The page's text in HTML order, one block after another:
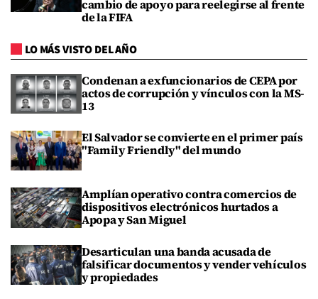
cambio de apoyo para reelegirse al frente
de la FIFA
LO MÁS VISTO DEL AÑO
Condenan a exfuncionarios de CEPA por
actos de corrupción y vínculos con la MS-
13
El Salvador se convierte en el primer país
"Family Friendly" del mundo
Amplían operativo contra comercios de
dispositivos electrónicos hurtados a
Apopa y San Miguel
Desarticulan una banda acusada de
falsificar documentos y vender vehículos
y propiedades